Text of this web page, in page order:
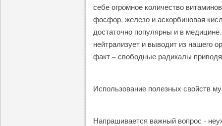
себе огромное количество
фосфор, железо и аскорбиновая
достаточно популярны и в
нейтрализует и выводит из нашего
факт – свободные радикалы
Использование полезных свойств
Напрашивается важный вопрос -